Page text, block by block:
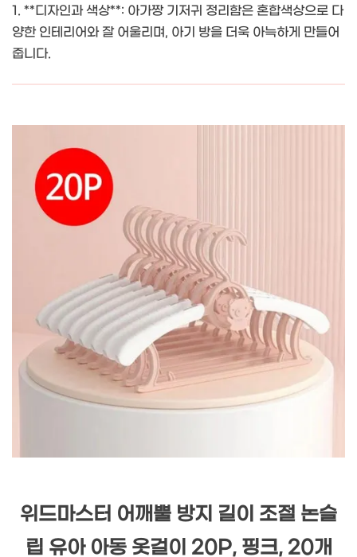
1. **디자인과 색상**: 아가짱 기저귀 정리함은 혼합색상으로 다
양한 인테리어와 잘 어울리며, 아기 방을 더욱 아늑하게 만들어
줍니다.
위드마스터 어깨뿔 방지 길이 조절 논슬
립 유아 아동 옷걸이 20P, 핑크, 20개